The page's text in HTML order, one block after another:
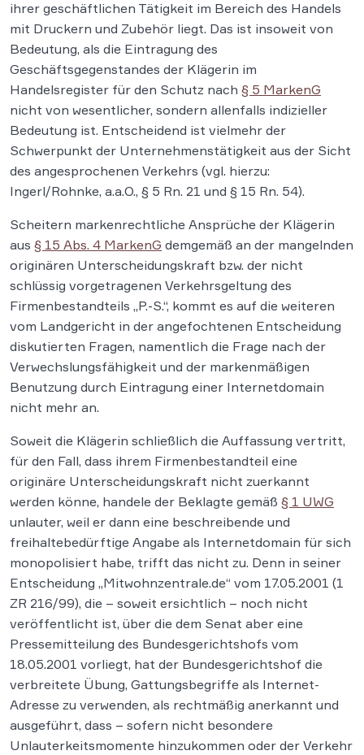
ihrer geschäftlichen Tätigkeit im Bereich des Handels
mit Druckern und Zubehör liegt. Das ist insoweit von
Bedeutung, als die Eintragung des
Geschäftsgegenstandes der Klägerin im
Handelsregister für den Schutz nach § 5 MarkenG
nicht von wesentlicher, sondern allenfalls indizieller
Bedeutung ist. Entscheidend ist vielmehr der
Schwerpunkt der Unternehmenstätigkeit aus der Sicht
des angesprochenen Verkehrs (vgl. hierzu:
Ingerl/Rohnke, a.a.O., § 5 Rn. 21 und § 15 Rn. 54).
Scheitern markenrechtliche Ansprüche der Klägerin
aus § 15 Abs. 4 MarkenG demgemäß an der mangelnden
originären Unterscheidungskraft bzw. der nicht
schlüssig vorgetragenen Verkehrsgeltung des
Firmenbestandteils „P.-S.“, kommt es auf die weiteren
vom Landgericht in der angefochtenen Entscheidung
diskutierten Fragen, namentlich die Frage nach der
Verwechslungsfähigkeit und der markenmäßigen
Benutzung durch Eintragung einer Internetdomain
nicht mehr an.
Soweit die Klägerin schließlich die Auffassung vertritt,
für den Fall, dass ihrem Firmenbestandteil eine
originäre Unterscheidungskraft nicht zuerkannt
werden könne, handele der Beklagte gemäß § 1 UWG
unlauter, weil er dann eine beschreibende und
freihaltebedürftige Angabe als Internetdomain für sich
monopolisiert habe, trifft das nicht zu. Denn in seiner
Entscheidung „Mitwohnzentrale.de“ vom 17.05.2001 (1
ZR 216/99), die – soweit ersichtlich – noch nicht
veröffentlicht ist, über die dem Senat aber eine
Pressemitteilung des Bundesgerichtshofs vom
18.05.2001 vorliegt, hat der Bundesgerichtshof die
verbreitete Übung, Gattungsbegriffe als Internet-
Adresse zu verwenden, als rechtmäßig anerkannt und
ausgeführt, dass – sofern nicht besondere
Unlauterkeitsmomente hinzukommen oder der Verkehr